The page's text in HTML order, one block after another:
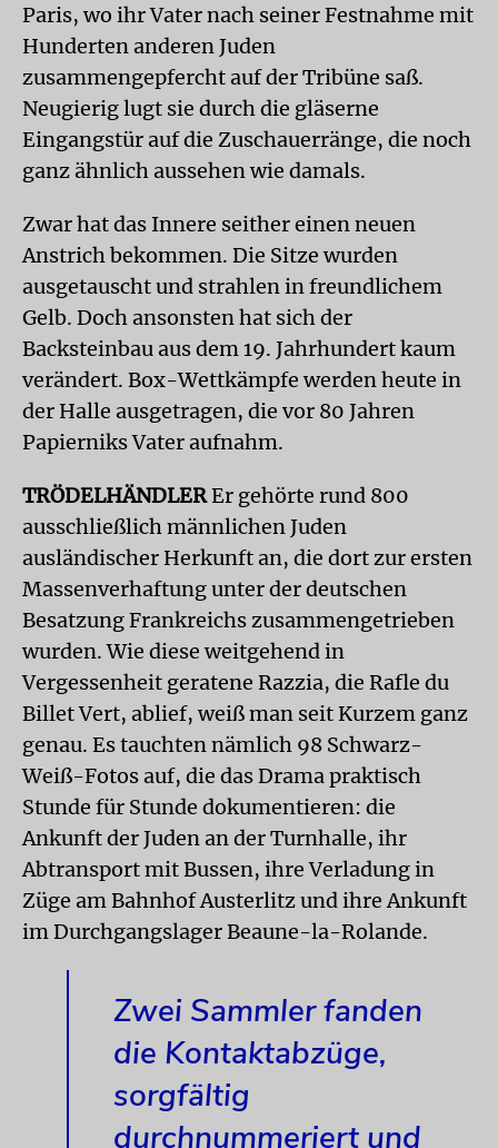
Paris, wo ihr Vater nach seiner Festnahme mit
Hunderten anderen Juden
zusammengepfercht auf der Tribüne saß.
Neugierig lugt sie durch die gläserne
Eingangstür auf die Zuschauerränge, die noch
ganz ähnlich aussehen wie damals.
Zwar hat das Innere seither einen neuen
Anstrich bekommen. Die Sitze wurden
ausgetauscht und strahlen in freundlichem
Gelb. Doch ansonsten hat sich der
Backsteinbau aus dem 19. Jahrhundert kaum
verändert. Box-Wettkämpfe werden heute in
der Halle ausgetragen, die vor 80 Jahren
Papierniks Vater aufnahm.
TRÖDELHÄNDLEREr gehörte rund 800
ausschließlich männlichen Juden
ausländischer Herkunft an, die dort zur ersten
Massenverhaftung unter der deutschen
Besatzung Frankreichs zusammengetrieben
wurden. Wie diese weitgehend in
Vergessenheit geratene Razzia, die Rafle du
Billet Vert, ablief, weiß man seit Kurzem ganz
genau. Es tauchten nämlich 98 Schwarz-
Weiß-Fotos auf, die das Drama praktisch
Stunde für Stunde dokumentieren: die
Ankunft der Juden an der Turnhalle, ihr
Abtransport mit Bussen, ihre Verladung in
Züge am Bahnhof Austerlitz und ihre Ankunft
im Durchgangslager Beaune-la-Rolande.
Zwei Sammler fanden
die Kontaktabzüge,
sorgfältig
durchnummeriert und